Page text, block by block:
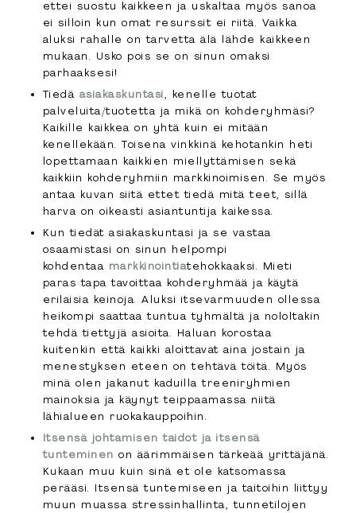
ettei suostu kaikkeen ja uskaltaa myös sanoa
ei silloin kun omat resurssit ei riitä. Vaikka
aluksi rahalle on tarvetta älä lähde kaikkeen
mukaan. Usko pois se on sinun omaksi
parhaaksesi!
Tiedä asiakaskuntasi, kenelle tuotat
palveluita/tuotetta ja mikä on kohderyhmäsi?
Kaikille kaikkea on yhtä kuin ei mitään
kenellekään. Toisena vinkkinä kehotankin heti
lopettamaan kaikkien miellyttämisen sekä
kaikkiin kohderyhmiin markkinoimisen. Se myös
antaa kuvan siitä ettet tiedä mitä teet, sillä
harva on oikeasti asiantuntija kaikessa.
Kun tiedät asiakaskuntasi ja se vastaa
osaamistasi on sinun helpompi
kohdentaa markkinointiatehokkaaksi. Mieti
paras tapa tavoittaa kohderyhmää ja käytä
erilaisia keinoja. Aluksi itsevarmuuden ollessa
heikompi saattaa tuntua tyhmältä ja nololtakin
tehdä tiettyjä asioita. Haluan korostaa
kuitenkin että kaikki aloittavat aina jostain ja
menestyksen eteen on tehtävä töitä. Myös
minä olen jakanut kaduilla treeniryhmien
mainoksia ja käynyt teippaamassa niitä
lähialueen ruokakauppoihin.
Itsensä johtamisen taidot ja itsensä
tunteminen on äärimmäisen tärkeää yrittäjänä.
Kukaan muu kuin sinä et ole katsomassa
perääsi. Itsensä tuntemiseen ja taitoihin liittyy
muun muassa stressinhallinta, tunnetilojen